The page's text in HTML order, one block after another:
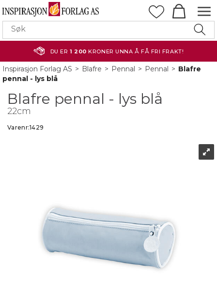
DU ER1 200 KRONER UNNA Å FÅ FRI FRAKT!
Inspirasjon Forlag AS> Blafre> Pennal> Pennal>Blafre
pennal - lys blå
Blafre pennal - lys blå
22cm
Varenr:1429